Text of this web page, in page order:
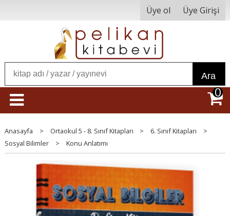
Üye ol Üye Girişi
Ara
0
Anasayfa > Ortaokul 5 - 8. Sınıf Kitapları > 6. Sınıf Kitapları
>
Sosyal Bilimler
> Konu Anlatımı